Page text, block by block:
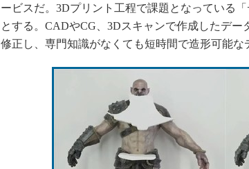
ービスだ。3Dプリント工程で課題となっている
とする。CADやCG、3Dスキャンで作成したデ
修正し、専門知識がなくても短時間で造形可能な